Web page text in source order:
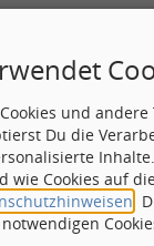
Review
und
Du die
wie Cookies auf
.